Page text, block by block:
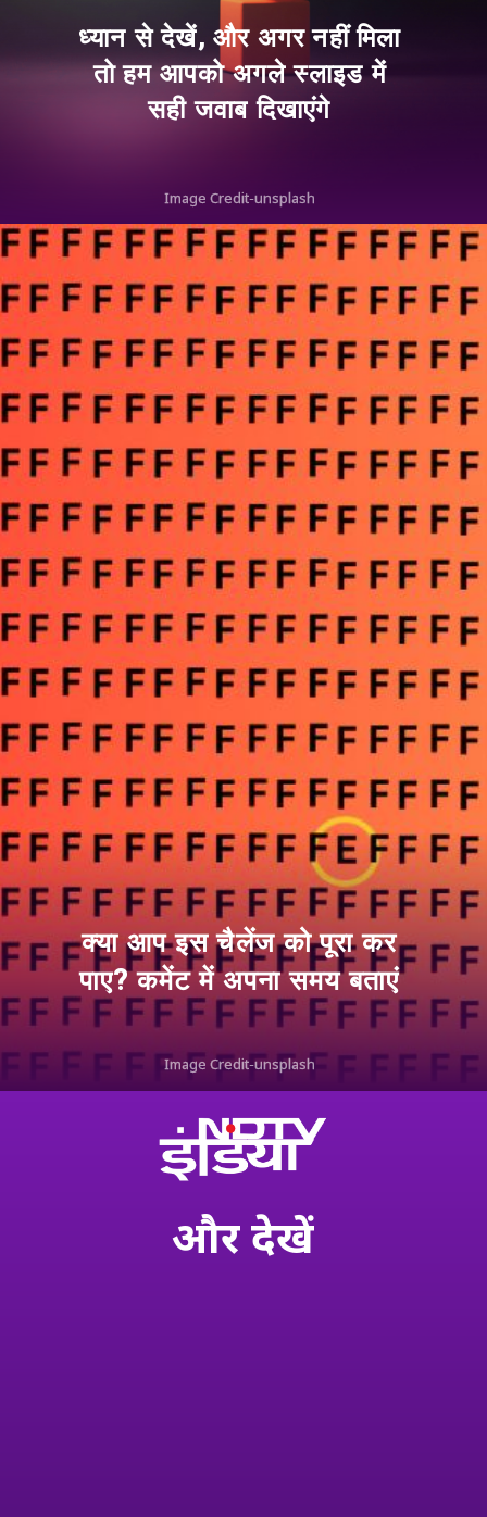
Image Credit-unsplash
ध्यान से देखें, और अगर नहीं मिला
तो हम आपको अगले स्लाइड में
सही जवाब दिखाएंगे
Image Credit-unsplash
क्या आप इस चैलेंज को पूरा कर
पाए? कमेंट में अपना समय बताएं
औरदेखें